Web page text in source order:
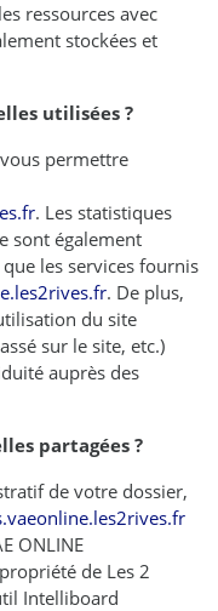
ressources avec
stockées et
utilisées ?
permettre
. Les statistiques
sont également
les services fournis
. De plus,
du site
sur le site, etc.)
auprès des
partagées ?
de votre dossier,
ONLINE
de Les 2
Intelliboard